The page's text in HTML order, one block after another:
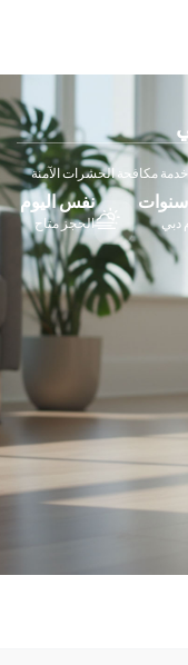
الحشرات الآمنة
نفس اليوم
الحجز متاح